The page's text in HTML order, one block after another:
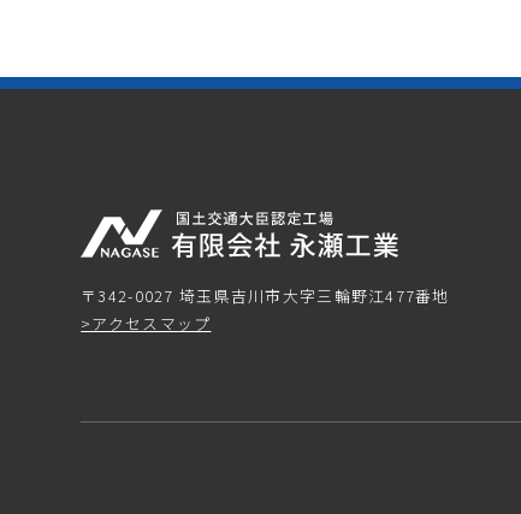
〒342-0027 埼玉県吉川市大字三輪野江477番地
>アクセスマップ